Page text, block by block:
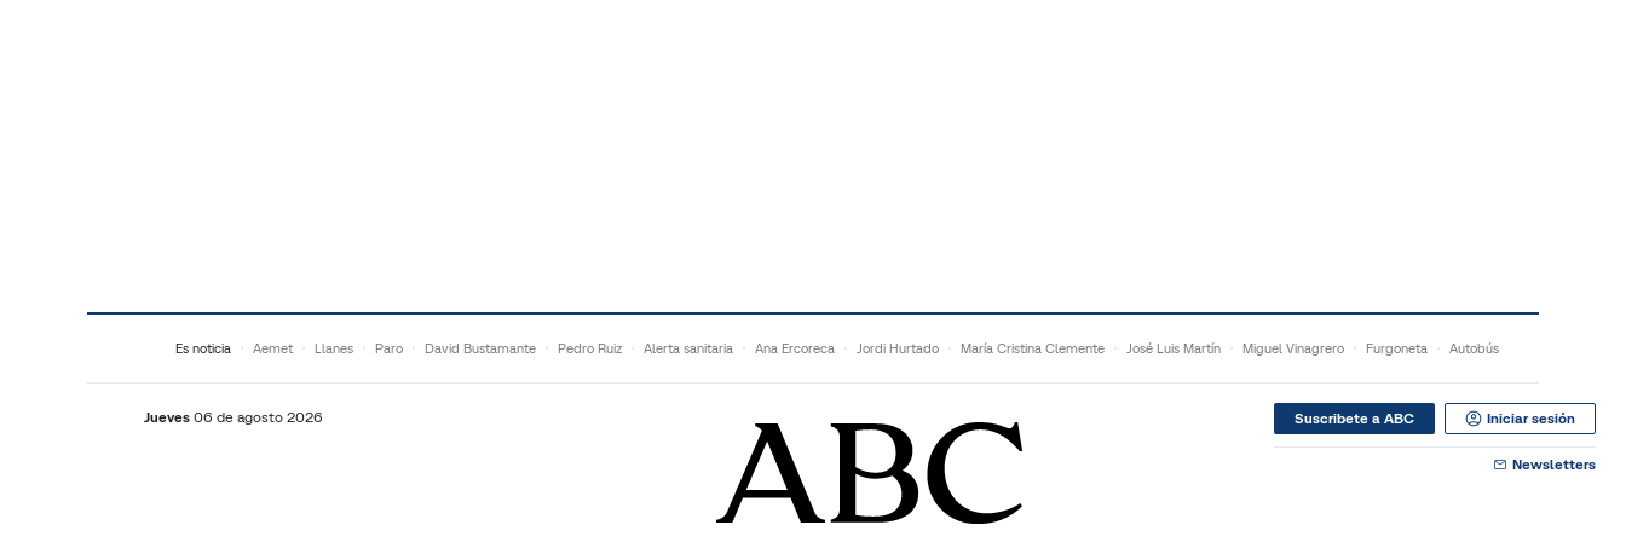
Es noticia Aemet Llanes Paro David Bustamante Pedro Ruiz Alerta sanitaria Ana Ercoreca Jordi Hurtado María Cristina Clemente José Luis Martín Miguel Vinagrero Furgoneta Autobús
Jueves 06 de agosto 2026 Suscribete a ABC Iniciar sesión
Newsletters